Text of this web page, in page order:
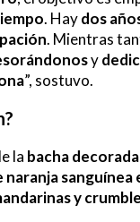
. Haydos
. Mientras
y
”, sostuvo.
la bacha decorada
naranja sanguínea
y